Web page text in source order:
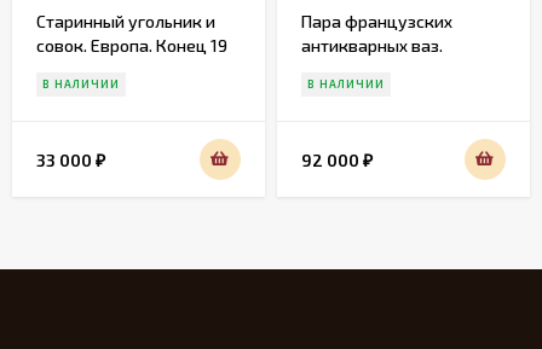
Старинный угольник и
совок. Европа. Конец 19
В НАЛИЧИИ
33 000 ₽
Пара французских
антикварных ваз.
В НАЛИЧИИ
92 000 ₽